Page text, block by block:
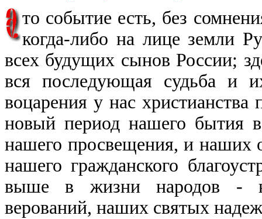
то событие есть, без
когда-либо на лице земли
всех будущих сынов России;
вся последующая судьба и
воцарения у нас
новый период нашего бытия
нашего просвещения, и наших
нашего гражданского
выше в жизни народов -
верований, наших святых